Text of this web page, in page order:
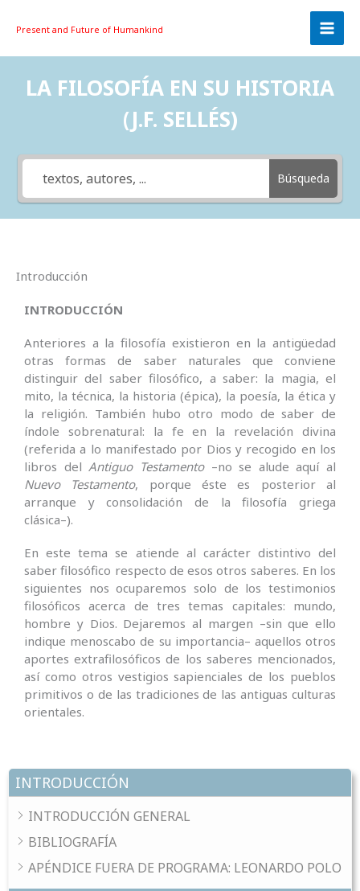
Present and Future of Humankind
LA FILOSOFÍA EN SU HISTORIA
(J.F. SELLÉS)
Búsqueda
INTRODUCCIÓN
INTRODUCCIÓN GENERAL
BIBLIOGRAFÍA
APÉNDICE FUERA DE PROGRAMA: LEONARDO POLO
Introducción
INTRODUCCIÓN
Anteriores a la filosofía existieron en la antigüedad
otras formas de saber naturales que conviene
distinguir del saber filosófico, a saber: la magia, el
mito, la técnica, la historia (épica), la poesía, la ética y
la religión. También hubo otro modo de saber de
índole sobrenatural: la fe en la revelación divina
(referida a lo manifestado por Dios y recogido en los
libros del Antiguo Testamento–no se alude aquí al
Nuevo Testamento, porque éste es posterior al
arranque y consolidación de la filosofía griega
clásica–).
En este tema se atiende al carácter distintivo del
saber filosófico respecto de esos otros saberes. En los
siguientes nos ocuparemos solo de los testimonios
filosóficos acerca de tres temas capitales: mundo,
hombre y Dios. Dejaremos al margen –sin que ello
indique menoscabo de su importancia– aquellos otros
aportes extrafilosóficos de los saberes mencionados,
así como otros vestigios sapienciales de los pueblos
primitivos o de las tradiciones de las antiguas culturas
orientales.